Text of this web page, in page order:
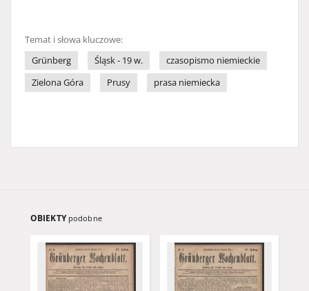
Temat i słowa kluczowe:
Grünberg
Śląsk - 19 w.
czasopismo niemieckie
Zielona Góra
Prusy prasa niemiecka
OBIEKTY podobne